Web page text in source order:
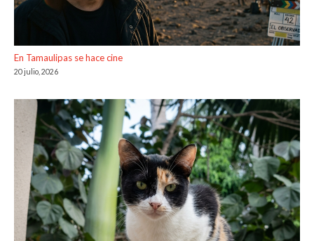
En Tamaulipas se hace cine
20 julio, 2026